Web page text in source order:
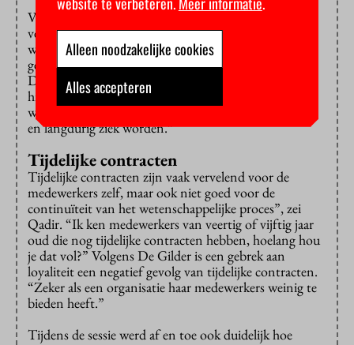
VU-medewerkers, zo bleek uit FNV-onderzoek,
versturen in het holst van de nacht nog
werkgerelateerde emails. “Bewijs dat ze buitengewoon
gemotiveerd zijn om hun werk goed te doen”, aldus
De Gilder, waarna wat melig gelach klonk. “Nee”, zei
hij geïrriteerd, “daar moet je niet om lachen. Want het
wordt ernstig als ze door oververmoeidheid omvallen
en langdurig ziek worden.”
Tijdelijke contracten
Tijdelijke contracten zijn vaak vervelend voor de
medewerkers zelf, maar ook niet goed voor de
continuïteit van het wetenschappelijke proces”, zei
Qadir. “Ik ken medewerkers van veertig of vijftig jaar
oud die nog tijdelijke contracten hebben, hoelang hou
je dat vol?” Volgens De Gilder is een gebrek aan
loyaliteit een negatief gevolg van tijdelijke contracten.
“Zeker als een organisatie haar medewerkers weinig te
bieden heeft.”
Tijdens de sessie werd af en toe ook duidelijk hoe
Alleen noodzakelijke cookies
Alles accepteren